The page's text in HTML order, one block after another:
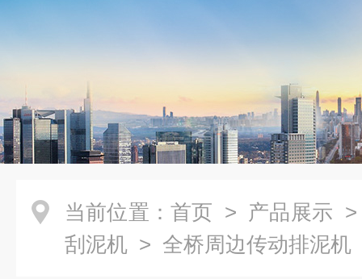
当前位置： 首页 > 产品展示
刮泥机 > 全桥周边传动排泥机